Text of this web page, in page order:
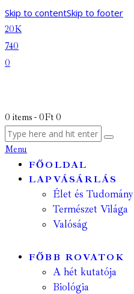
Skip to contentSkip to footer
20K
740
0
0 items - 0Ft 0
Menu
FŐOLDAL
LAPVÁSÁRLÁS
Élet és Tudomány
Természet Világa
Valóság
FŐBB ROVATOK
A hét kutatója
Biológia